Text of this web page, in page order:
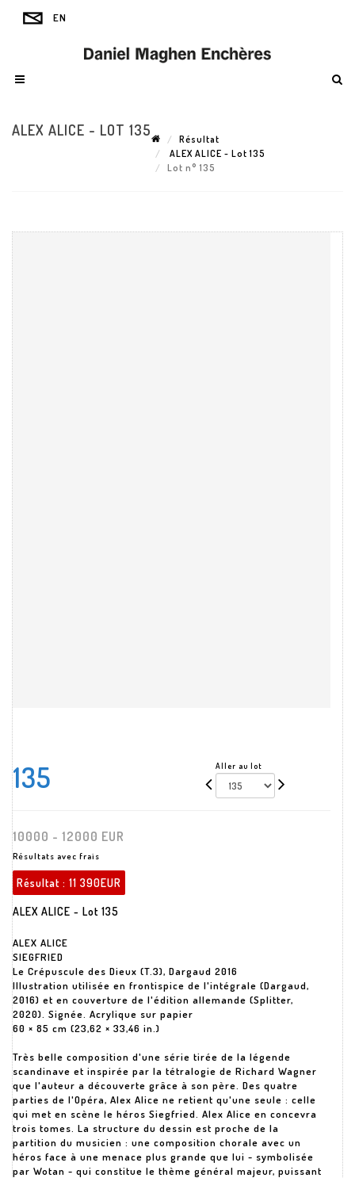
ALEX ALICE - LOT 135
Résultat
ALEX ALICE - Lot 135
Lot n° 135
135 Aller au lot
10000 - 12000 EUR
Résultats avec frais
Résultat : 11 390EUR
ALEX ALICE - Lot 135
ALEX ALICE
SIEGFRIED
Le Crépuscule des Dieux (T.3), Dargaud 2016
Illustration utilisée en frontispice de l'intégrale (Dargaud,
2016) et en couverture de l'édition allemande (Splitter,
2020). Signée. Acrylique sur papier
60 × 85 cm (23,62 × 33,46 in.)
Très belle composition d'une série tirée de la légende
scandinave et inspirée par la tétralogie de Richard Wagner
que l'auteur a découverte grâce à son père. Des quatre
parties de l'Opéra, Alex Alice ne retient qu'une seule : celle
qui met en scène le héros Siegfried. Alex Alice en concevra
trois tomes. La structure du dessin est proche de la
partition du musicien : une composition chorale avec un
héros face à une menace plus grande que lui - symbolisée
par Wotan - qui constitue le thème général majeur, puissant